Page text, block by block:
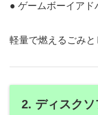
● ゲームボーイアド
軽量で燃えるごみと
2. ディスク